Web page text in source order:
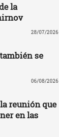
la
28/07/2026
se
06/08/2026
reunión que
en las